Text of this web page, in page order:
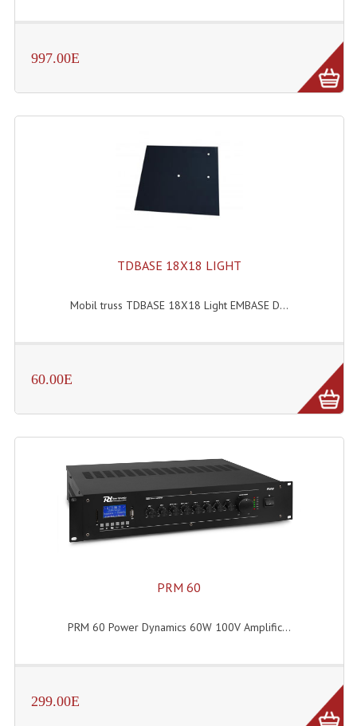
Enceintes, Système Amplifiés
Enceintes Passives Sono
Retours De Scène
Caisson De Basse Amplifié
Enceintes (Ecoutes De Studio)
Enceintes Monitoring
Haut-Parleurs Moteurs Tweeters Filtres
Haut Parleurs Sono
997.00E
TDBASE 18X18 LIGHT
Mobil truss TDBASE 18X18 Light EMBASE D...
60.00E
PRM 60
PRM 60 Power Dynamics 60W 100V Amplific...
299.00E